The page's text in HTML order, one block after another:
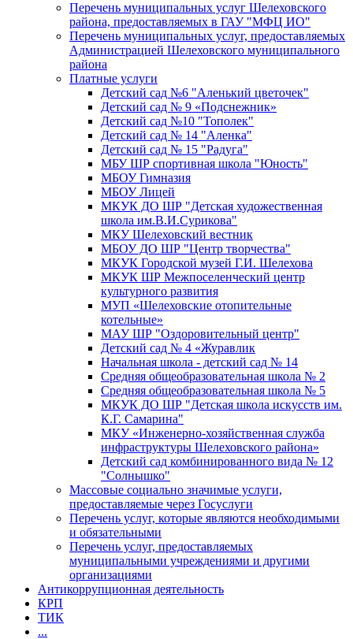
Перечень муниципальных услуг Шелеховского
района, предоставляемых в ГАУ "МФЦ ИО"
Перечень муниципальных услуг, предоставляемых
Администрацией Шелеховского муниципального
района
Платные услуги
Детский сад №6 "Аленький цветочек"
Детский сад № 9 «Подснежник»
Детский сад №10 "Тополек"
Детский сад № 14 "Аленка"
Детский сад № 15 "Радуга"
МБУ ШР спортивная школа "Юность"
МБОУ Гимназия
МБОУ Лицей
МКУК ДО ШР "Детская художественная
школа им.В.И.Сурикова"
МКУ Шелеховский вестник
МБОУ ДО ШР "Центр творчества"
МКУК Городской музей Г.И. Шелехова
МКУК ШР Межпоселенческий центр
культурного развития
МУП «Шелеховские отопительные
котельные»
МАУ ШР "Оздоровительный центр"
Детский сад № 4 «Журавлик
Начальная школа - детский сад № 14
Средняя общеобразовательная школа № 2
Средняя общеобразовательная школа № 5
МКУК ДО ШР "Детская школа искусств им.
К.Г. Самарина"
МКУ «Инженерно-хозяйственная служба
инфраструктуры Шелеховского района»
Детский сад комбинированного вида № 12
"Солнышко"
Массовые социально значимые услуги,
предоставляемые через Госуслуги
Перечень услуг, которые являются необходимыми
и обязательными
Перечень услуг, предоставляемых
муниципальными учреждениями и другими
организациями
Антикоррупционная деятельность
КРП
ТИК
...